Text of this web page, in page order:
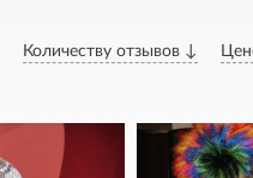
Количеству отзывов ↓